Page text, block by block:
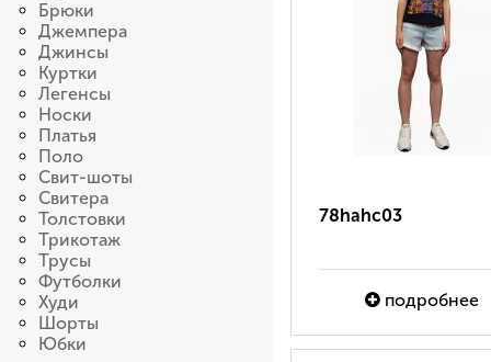
Брюки
Джемпера
Джинсы
Куртки
Легенсы
Носки
Платья
Поло
Свит-шоты
Свитера
Толстовки
Трикотаж
Трусы
Футболки
Худи
Шорты
Юбки
78hahc03
подробнее